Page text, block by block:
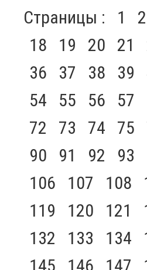
Страницы : 1 2
18
19 20 21
36
37 38 39
54
55 56 57
72
73 74 75
90
91 92 93
106
107 108
119
120 121
132
133 134
145
146 147